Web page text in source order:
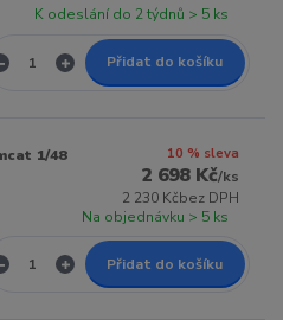
K odeslání do 2 týdnů > 5 ks
Přidat do košíku
1/48 10 % sleva
2 698 Kč/ks
2 230 Kčbez DPH
Na objednávku > 5 ks
Přidat do košíku